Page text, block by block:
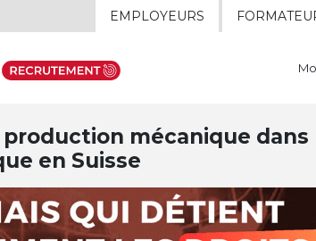
EMPLOYEURS
mécanique dans
en Suisse